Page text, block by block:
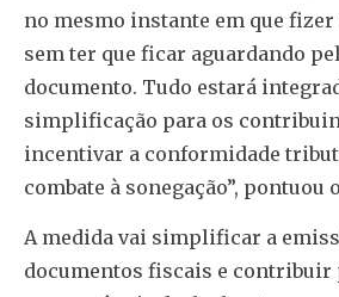
no mesmo instante em que fizer
sem ter que ficar aguardando
documento. Tudo estará
simplificação para os
incentivar a conformidade
combate à sonegação”, pontuou
A medida vai simplificar a
documentos fiscais e contribuir